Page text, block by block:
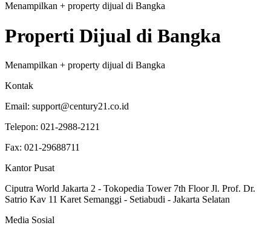
Menampilkan + property dijual di Bangka
Properti Dijual di Bangka
Menampilkan + property dijual di Bangka
Kontak
Email: support@century21.co.id
Telepon: 021-2988-2121
Fax: 021-29688711
Kantor Pusat
Ciputra World Jakarta 2 - Tokopedia Tower 7th Floor Jl. Prof. Dr.
Satrio Kav 11 Karet Semanggi - Setiabudi - Jakarta Selatan
Media Sosial